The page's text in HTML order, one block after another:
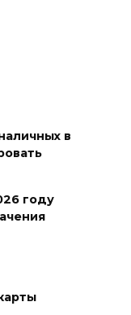
в
году